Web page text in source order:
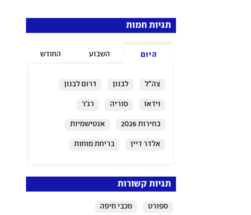
תגיות חמות
היום השבוע החודש
צה"ל לבנון דרום לבנון
וידאו סוריה רג'ר
בחירות 2026 אנטישמיות
אלדר דיין בריחת מוחות
תגיות קשורות
ספורט מכבי חיפה